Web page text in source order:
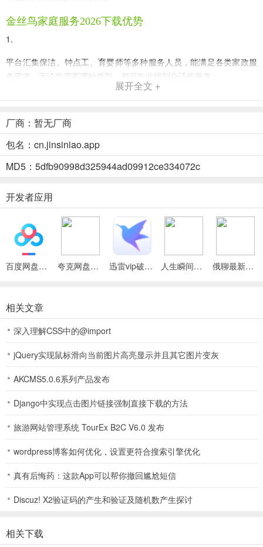
金丝鸟家庭服务2026下载优势
1.
平台汇集保洁、钟点工、育婴师等多种服务人员，能满足各类家政服
务需求，无论您需要哪种类型，都可在此找到合适的服务。
支持用户定制家政服务，可根据自身需求选择服务内容、时间和价
格，打造专属自己的便捷家政体验。
3.
随时联系客服解决，确保获得高质量服务与良好消费体验。
与众多专业家政机构和人员合作，保证服务质量可靠。同时，提供方
便的在线支付，个人信息严格保密，安全放心。
金丝鸟家庭服务2026下载怎么样
1、金丝鸟家庭服务平台汇集多种服务人员，满足多样家政需求。
金丝鸟家庭服务是一款超棒的专业家政服务平台！它能解决咱们家庭
各种繁琐事务的困扰。不管是日常清洁打扫，还是照顾孩子、老人，
用户可以根据自身需求选择服务内容、时间和价格，定制专属家政服
构。要是有问题或不满意，随时联系客服解决。平台与众多专业机构
和人员合作，保证服务质量可靠。支付方便，可通过应用程序选适合
位，让咱放心享受高质量家政服务，从繁琐家务中解放出来，专注更
展开全文 +
厂商：暂无厂商
包名：cn.jinsiniao.app
MD5：5dfb90998d325944ad09912ce334072c
开发者应用
百度网盘绿色免安装Pc电脑版 夸克网盘官方正式版 迅雷vip破解版永久会员2024版 人生瞬间最新手机版 俄聊最新手机版
相关文章
深入理解CSS中的@import
jQuery实现鼠标滑向当前图片高亮显示并且其它图片变灰
AKCMS5.0.6系列产品发布
Django中实现点击图片链接强制直接下载的方法
旅游网站管理系统 TourEx B2C V6.0 发布
wordpress博客如何优化，设置更符合搜索引擎优化
真有后悔药：这款App可以帮你撤回尴尬短信
Discuz! X2验证码的产生和验证及随机数产生探讨
相关下载